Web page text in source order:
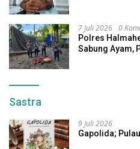
7 Juli 2026 0
Polres
Sabung Ayam,
Sastra
9 Juli 2026
Gapolida;